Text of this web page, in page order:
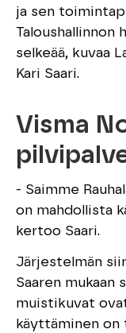
ja sen
Taloushallinnon
selkeää, kuvaa
Kari Saari.
Visma
- Saimme
on mahdollista
kertoo Saari.
Järjestelmän
Saaren
muistikuvat
käyttäminen